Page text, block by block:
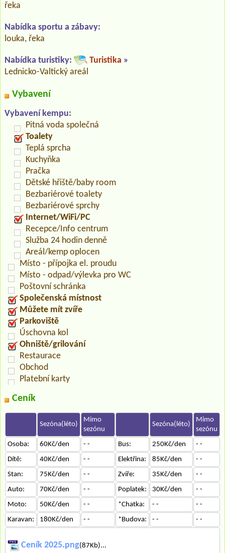
řeka
Nabídka sportu a zábavy:
louka, řeka
Nabídka turistiky: Turistika »
Lednicko-Valtický areál
Vybavení
Vybavení kempu:
Pitná voda společná
Toalety
Teplá sprcha
Kuchyňka
Pračka
Dětské hřiště/baby room
Bezbariérové toalety
Bezbariérové sprchy
Internet/WiFi/PC
Recepce/Info centrum
Služba 24 hodin denně
Areál/kemp oplocen
Místo - přípojka el. proudu
Místo - odpad/výlevka pro WC
Poštovní schránka
Společenská místnost
Můžete mít zvíře
Parkoviště
Úschovna kol
Ohniště/grilování
Restaurace
Obchod
Platební karty
Ceník
Sezóna(léto)
Mimo
sezónu
Sezóna(léto)
Mimo
sezónu
Osoba:
60Kč/den - - Bus: 250Kč/den
- -
Dítě:
40Kč/den - - Elektřina: 85Kč/den
- -
Stan:
75Kč/den - - Zvíře: 35Kč/den
- -
Auto:
70Kč/den - - Poplatek: 30Kč/den
- -
Moto:
50Kč/den - - *Chatka: - -
- -
Karavan:
180Kč/den - - *Budova: - - - -
Ceník 2025.png(87Kb)...